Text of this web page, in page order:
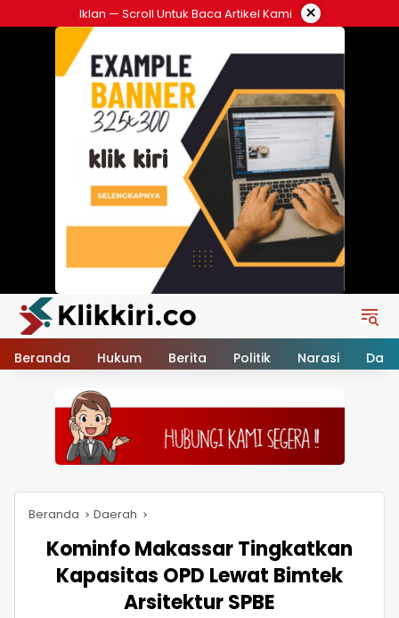
ke
Iklan — Scroll Untuk Baca Artikel Kami ×
Beranda Hukum Berita Politik Narasi
Beranda Daerah
Kominfo Makassar Tingkatkan
Kapasitas OPD Lewat Bimtek
Arsitektur SPBE